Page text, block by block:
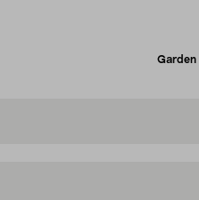
Garden